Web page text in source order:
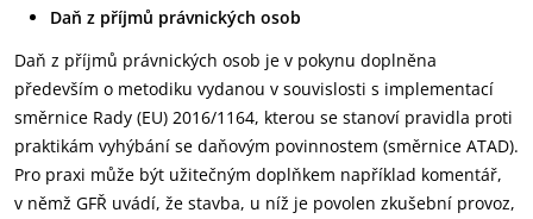
Daň z příjmů právnických osob
Daň z příjmů právnických osob je v pokynu doplněna
především o metodiku vydanou v souvislosti s implementací
směrnice Rady (EU) 2016/1164, kterou se stanoví pravidla proti
praktikám vyhýbání se daňovým povinnostem (směrnice ATAD).
Pro praxi může být užitečným doplňkem například komentář,
v němž GFŘ uvádí, že stavba, u níž je povolen zkušební provoz,